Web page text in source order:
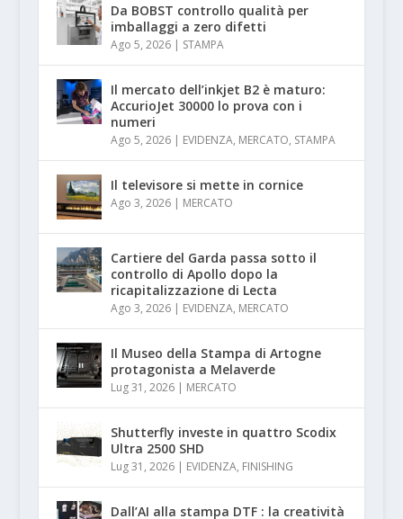
Da BOBST controllo qualità per
imballaggi a zero difetti
Ago 5, 2026| STAMPA
Il mercato dell’inkjet B2 è maturo:
AccurioJet 30000 lo prova con i
numeri
Ago 5, 2026| EVIDENZA, MERCATO, STAMPA
Il televisore si mette in cornice
Ago 3, 2026| MERCATO
Cartiere del Garda passa sotto il
controllo di Apollo dopo la
ricapitalizzazione di Lecta
Ago 3, 2026| EVIDENZA, MERCATO
Il Museo della Stampa di Artogne
protagonista a Melaverde
Lug 31, 2026| MERCATO
Shutterfly investe in quattro Scodix
Ultra 2500 SHD
Lug 31, 2026| EVIDENZA, FINISHING
Dall’AI alla stampa DTF : la creatività